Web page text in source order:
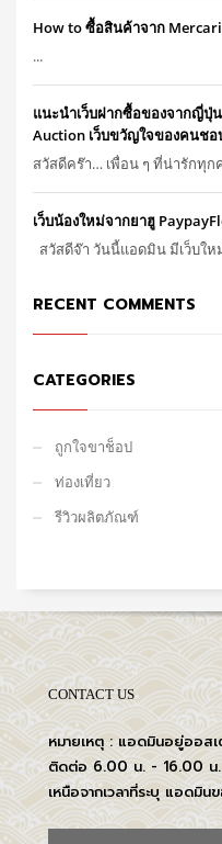
How to ซื้อสินค้าจาก
...
แนะนำเว็บฝากซื้อของจากญี่ปุ่
Auction เว็บขวัญใจของคนช
สวัสดีคร๊า… เพื่อน ๆ ที่น่ารักทุก
เว็บน้องใหม่จากยาฮู
สวัสดีจ๊า วันนี้แอดมิน มีเว็บให
RECENT COMMENTS
CATEGORIES
ถูกใจขาช็อป
ท่องเที่ยว
รีวิวผลิตภัณฑ์
CONTACT US
หมายเหตุ : แอดมินอยู่ออสเต
ติดต่อ 6.00 น. - 16.00 น.
เหนือจากเวลาที่ระบุ แอดมิ